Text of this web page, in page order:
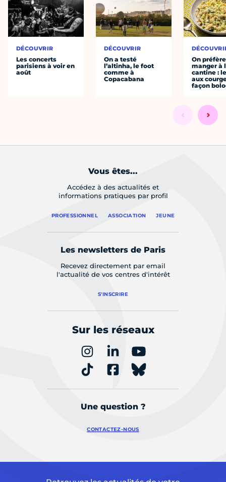
DÉCOUVRIR
Les concerts
parisiens à voir en
août
DÉCOUVRIR
On a testé
l’altinha, le foot
comme à
Copacabana
On préfère
manger à
cantine :
aux
façon
Vous êtes...
Accédez à des actualités et
informations pratiques par profil
PROFESSIONNEL ASSOCIATION JEUNE
Les newsletters de Paris
Recevez directement par email
l'actualité de vos centres d'intérêt
S'INSCRIRE
Sur les réseaux
Une question ?
CONTACTEZ-NOUS